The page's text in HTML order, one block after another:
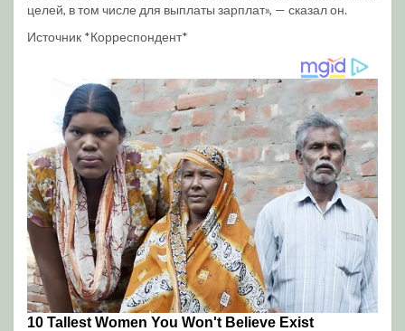
целей, в том числе для выплаты зарплат», — сказал он.
Источник *Корреспондент*